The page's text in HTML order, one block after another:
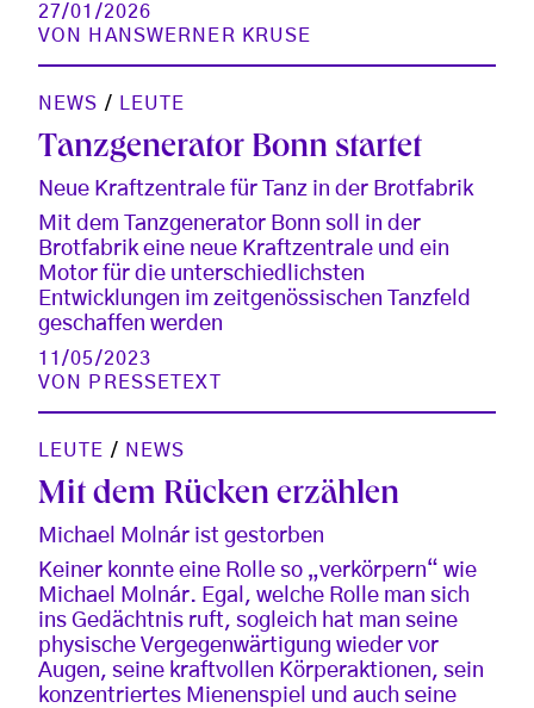
27/01/2026
VON
HANSWERNER KRUSE
NEWS / LEUTE
Tanzgenerator Bonn startet
Neue Kraftzentrale für Tanz in der Brotfabrik
Mit dem Tanzgenerator Bonn soll in der
Brotfabrik eine neue Kraftzentrale und ein
Motor für die unterschiedlichsten
Entwicklungen im zeitgenössischen Tanzfeld
geschaffen werden
11/05/2023
VON
PRESSETEXT
LEUTE / NEWS
Mit dem Rücken erzählen
Michael Molnár ist gestorben
Keiner konnte eine Rolle so „verkörpern“ wie
Michael Molnár. Egal, welche Rolle man sich
ins Gedächtnis ruft, sogleich hat man seine
physische Vergegenwärtigung wieder vor
Augen, seine kraftvollen Körperaktionen, sein
konzentriertes Mienenspiel und auch seine